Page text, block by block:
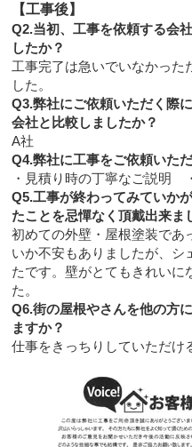
【工事後】
Q2.当初、工事を依頼する会
したか？
工事完了は急いでいなかった
した。
Q3.弊社にご依頼いただく際
会社と比較しましたか？
A社
Q4.弊社に工事をご依頼いた
・見積り時の丁寧なご説明
Q5.工事が終わってみていか
たことを忌憚なく頂戴出来ま
初めての外壁・屋根塗装であ
いか不安もありましたが、シ
たです。壁がとてもきれいに
た。
Q6.街の屋根やさんを他の方
ますか？
仕事をきっちりしていただけ